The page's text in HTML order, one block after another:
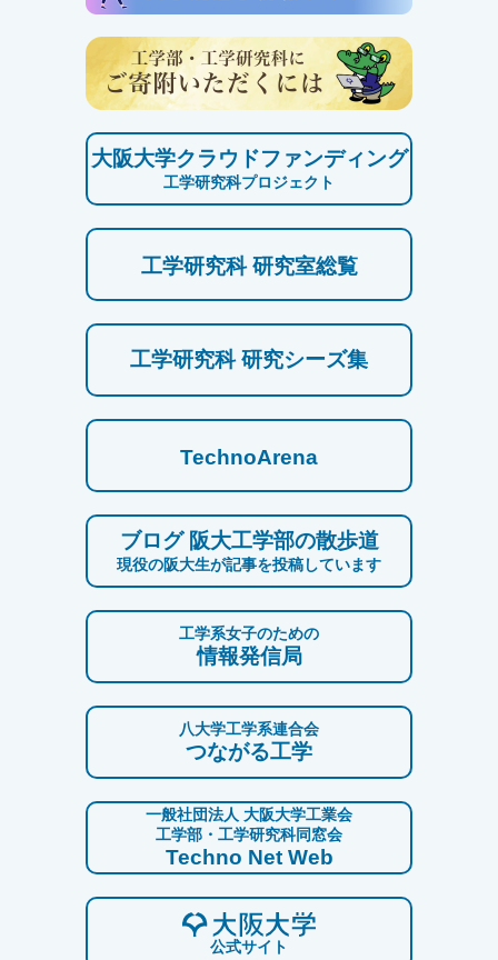
大阪大学クラウドファンディング
工学研究科プロジェクト
工学研究科 研究室総覧
工学研究科 研究シーズ集
TechnoArena
ブログ 阪大工学部の散歩道
現役の阪大生が記事を投稿しています
工学系女子のための
情報発信局
八大学工学系連合会
つながる工学
一般社団法人 大阪大学工業会
工学部・工学研究科同窓会
Techno Net Web
公式サイト